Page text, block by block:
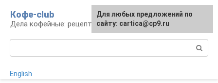
контенту
Кофе-club
Дела кофейные: рецепты и приготовление
English
Для любых предложений по
сайту: cartica@cp9.ru